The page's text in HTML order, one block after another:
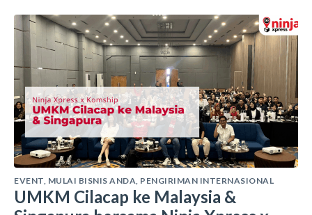
EVENT, MULAI BISNIS ANDA, PENGIRIMAN INTERNASIONAL
UMKM Cilacap ke Malaysia &